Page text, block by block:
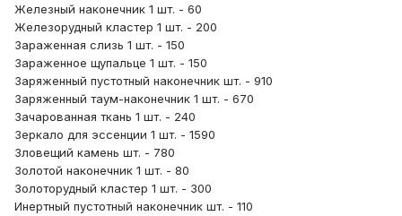
Железный наконечник 1 шт. - 60
Железорудный кластер 1 шт. - 200
Зараженная слизь 1 шт. - 150
Зараженное щупальце 1 шт. - 150
Заряженный пустотный наконечник шт. - 910
Заряженный таум-наконечник 1 шт. - 670
Зачарованная ткань 1 шт. - 240
Зеркало для эссенции 1 шт. - 1590
Зловещий камень шт. - 780
Золотой наконечник 1 шт. - 80
Золоторудный кластер 1 шт. - 300
Инертный пустотный наконечник шт. - 110